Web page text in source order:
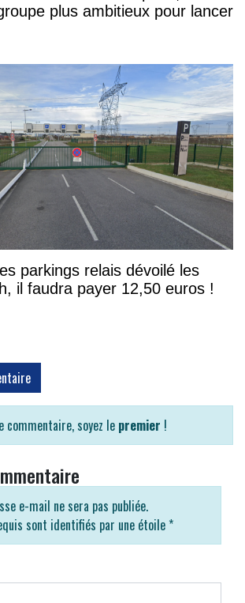
plus ambitieux pour lancer
parkings relais dévoilé les
il faudra payer 12,50 euros !
commentaire, soyez le premier !
e-mail ne sera pas publiée.
sont identifiés par une étoile *